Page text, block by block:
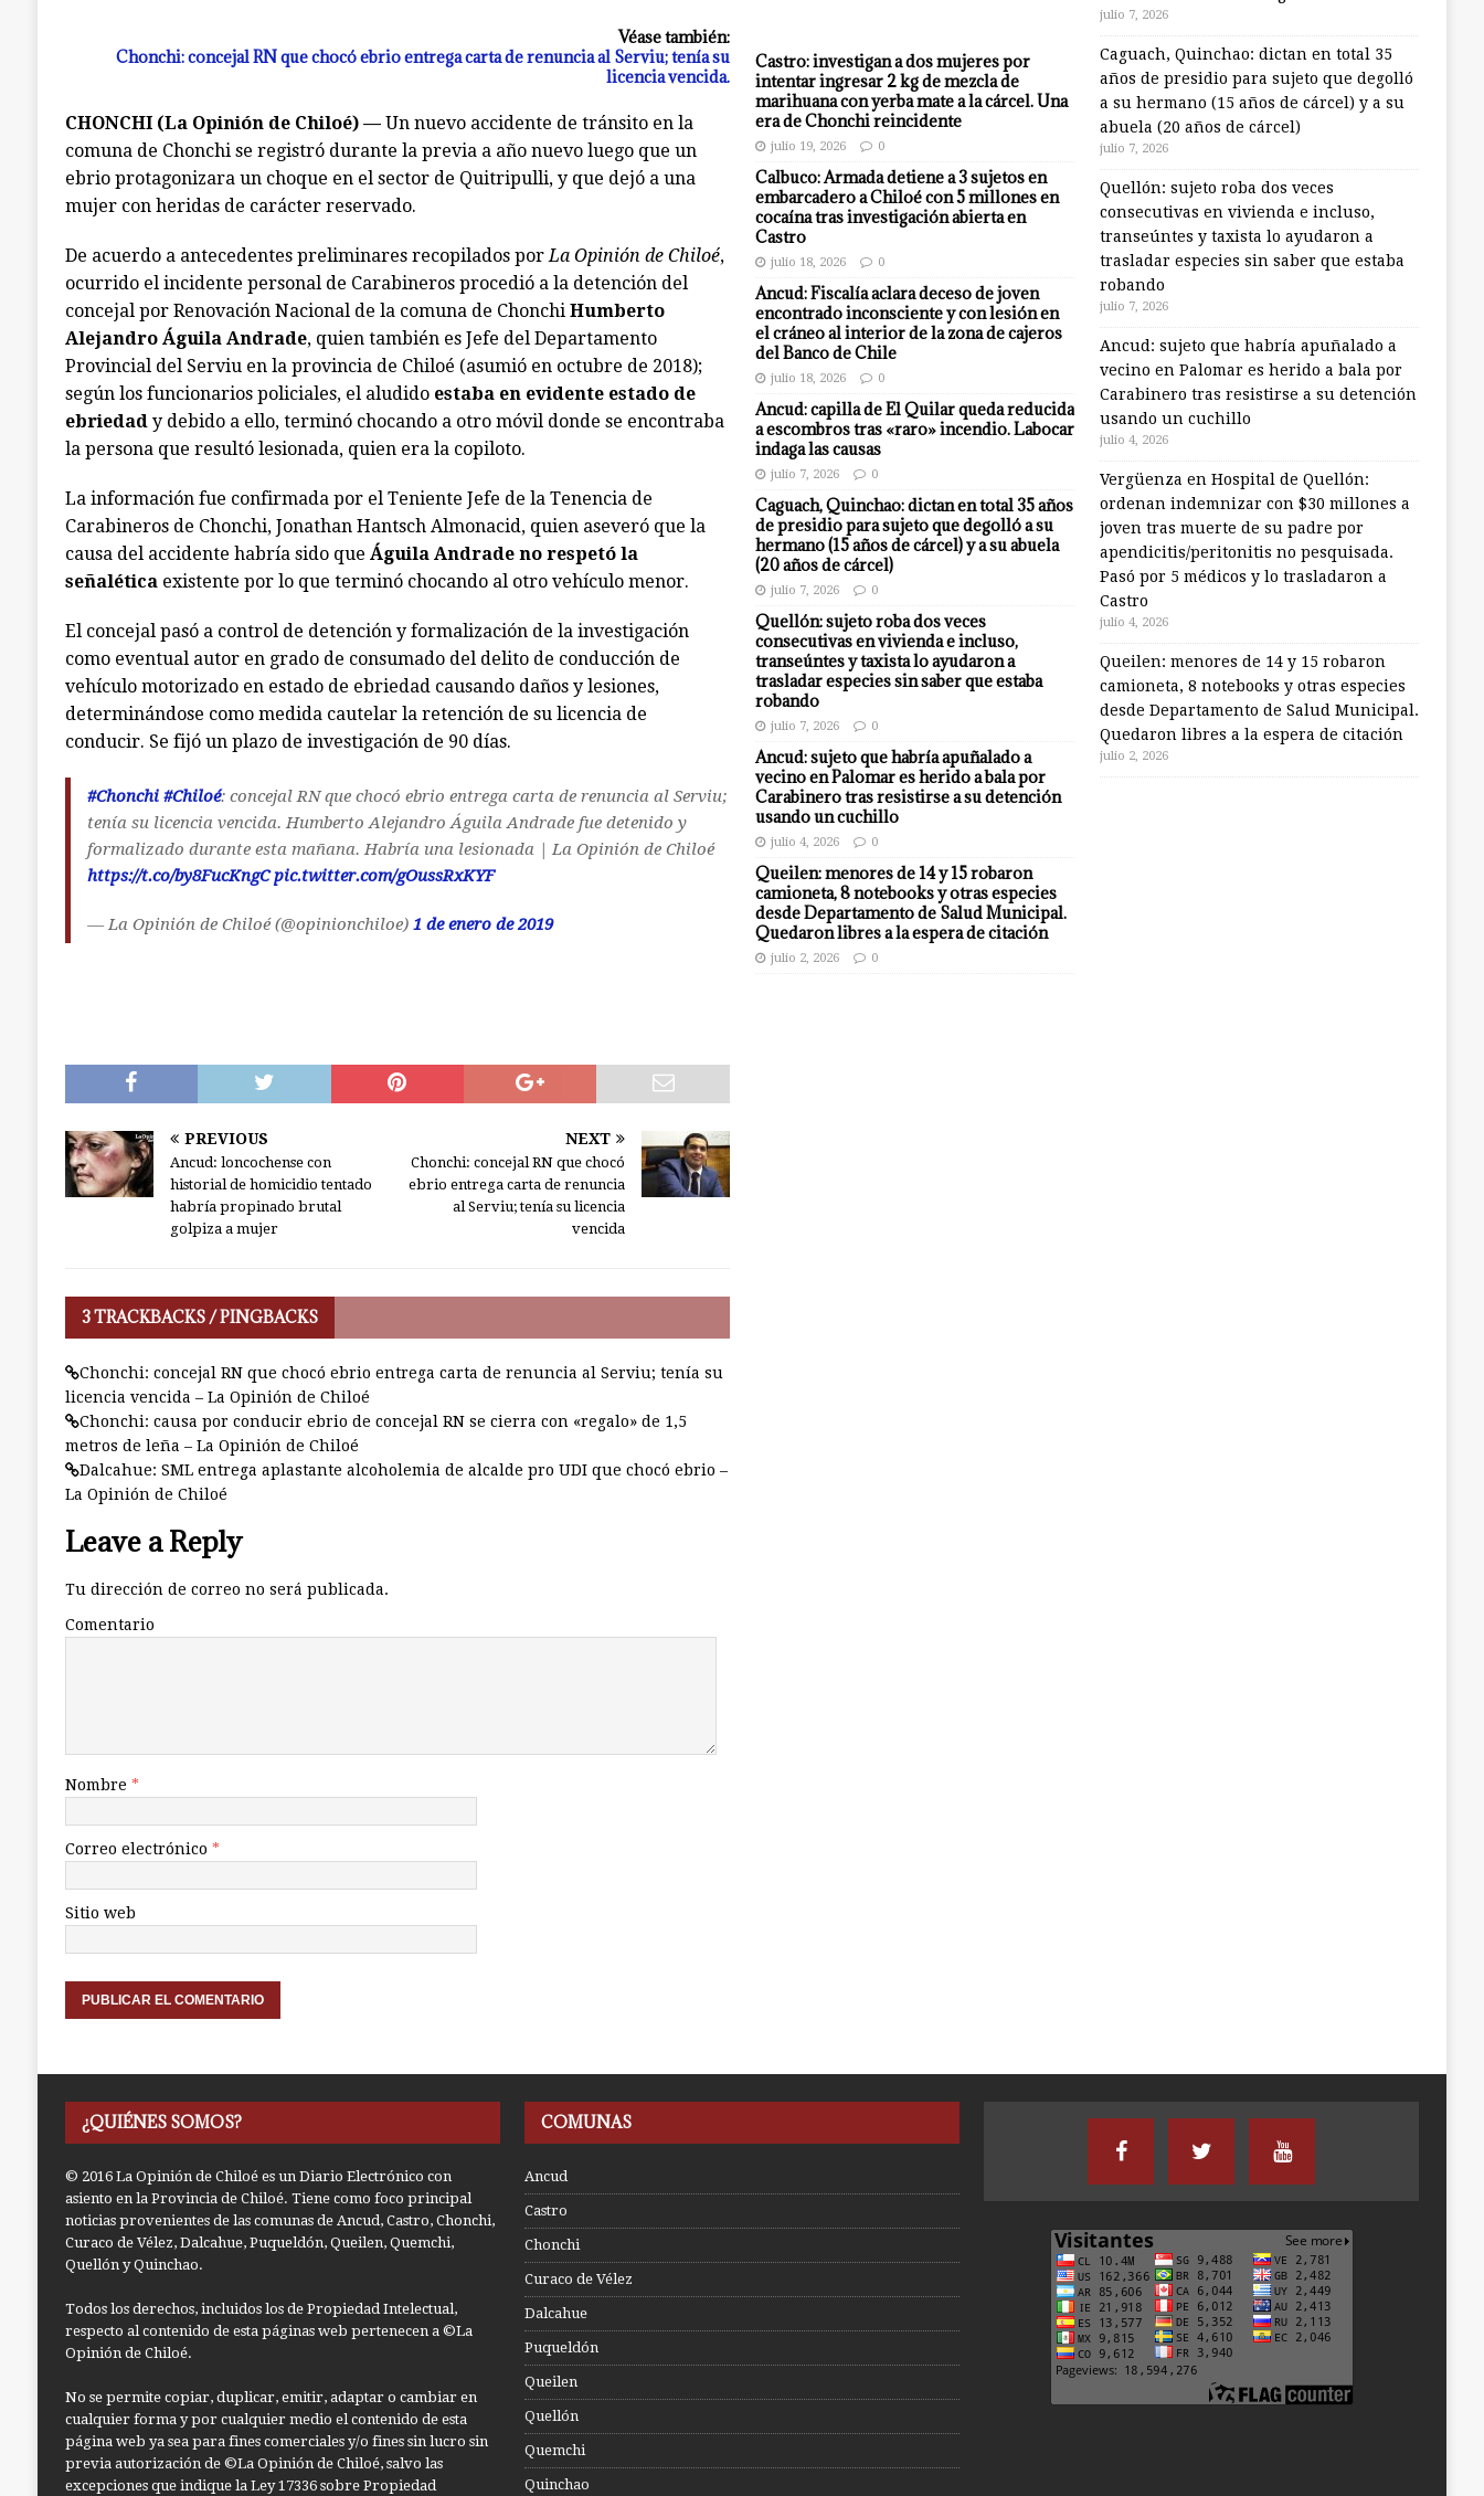
Véase también:
Chonchi: concejal RN que chocó ebrio entrega carta de renuncia al Serviu; tenía su
licencia vencida.
CHONCHI (La Opinión de Chiloé) —Un nuevo accidente de tránsito en la
comuna de Chonchi se registró durante la previa a año nuevo luego que un
ebrio protagonizara un choque en el sector de Quitripulli, y que dejó a una
mujer con heridas de carácter reservado.
De acuerdo a antecedentes preliminares recopilados porLa Opinión de Chiloé,
ocurrido el incidente personal de Carabineros procedió a la detención del
concejal por Renovación Nacional de la comuna de Chonchi Humberto
Alejandro Águila Andrade, quien también es Jefe del Departamento
Provincial del Serviu en la provincia de Chiloé (asumió en octubre de 2018);
según los funcionarios policiales, el aludido estaba en evidente estado de
ebriedady debido a ello, terminó chocando a otro móvil donde se encontraba
la persona que resultó lesionada, quien era la copiloto.
La información fue confirmada por el Teniente Jefe de la Tenencia de
Carabineros de Chonchi, Jonathan Hantsch Almonacid, quien aseveró que la
causa del accidente habría sido que Águila Andrade no respetó la
señaléticaexistente por lo que terminó chocando al otro vehículo menor.
El concejal pasó a control de detención y formalización de la investigación
como eventual autor en grado de consumado del delito de conducción de
vehículo motorizado en estado de ebriedad causando daños y lesiones,
determinándose como medida cautelar la retención de su licencia de
conducir. Se fijó un plazo de investigación de 90 días.
#Chonchi #Chiloé: concejal RN que chocó ebrio entrega carta de renuncia al Serviu;
tenía su licencia vencida. Humberto Alejandro Águila Andrade fue detenido y
formalizado durante esta mañana. Habría una lesionada | La Opinión de Chiloé
https://t.co/by8FucKngC pic.twitter.com/gOussRxKYF
— La Opinión de Chiloé (@opinionchiloe) 1 de enero de 2019
PREVIOUS
Ancud: loncochense con
historial de homicidio tentado
habría propinado brutal
golpiza a mujer
NEXT
Chonchi: concejal RN que chocó
ebrio entrega carta de renuncia
al Serviu; tenía su licencia
vencida
3 TRACKBACKS / PINGBACKS
Chonchi: concejal RN que chocó ebrio entrega carta de renuncia al Serviu; tenía su
licencia vencida – La Opinión de Chiloé
Chonchi: causa por conducir ebrio de concejal RN se cierra con «regalo» de 1,5
metros de leña – La Opinión de Chiloé
Dalcahue: SML entrega aplastante alcoholemia de alcalde pro UDI que chocó ebrio –
La Opinión de Chiloé
Leave a Reply
Tu dirección de correo no será publicada.
Comentario
Nombre *
Correo electrónico *
Sitio web
Castro: investigan a dos mujeres por
intentar ingresar 2 kg de mezcla de
marihuana con yerba mate a la cárcel. Una
era de Chonchi reincidente
julio 19, 2026 0
Calbuco: Armada detiene a 3 sujetos en
embarcadero a Chiloé con 5 millones en
cocaína tras investigación abierta en
Castro
julio 18, 2026 0
Ancud: Fiscalía aclara deceso de joven
encontrado inconsciente y con lesión en
el cráneo al interior de la zona de cajeros
del Banco de Chile
julio 18, 2026 0
Ancud: capilla de El Quilar queda reducida
a escombros tras «raro» incendio. Labocar
indaga las causas
julio 7, 2026 0
Caguach, Quinchao: dictan en total 35 años
de presidio para sujeto que degolló a su
hermano (15 años de cárcel) y a su abuela
(20 años de cárcel)
julio 7, 2026 0
Quellón: sujeto roba dos veces
consecutivas en vivienda e incluso,
transeúntes y taxista lo ayudaron a
trasladar especies sin saber que estaba
robando
julio 7, 2026 0
Ancud: sujeto que habría apuñalado a
vecino en Palomar es herido a bala por
Carabinero tras resistirse a su detención
usando un cuchillo
julio 4, 2026 0
Queilen: menores de 14 y 15 robaron
camioneta, 8 notebooks y otras especies
desde Departamento de Salud Municipal.
Quedaron libres a la espera de citación
julio 2, 2026 0
julio 7, 2026
Caguach, Quinchao: dictan en total 35
años de presidio para sujeto que degolló
a su hermano (15 años de cárcel) y a su
abuela (20 años de cárcel)
julio 7, 2026
Quellón: sujeto roba dos veces
consecutivas en vivienda e incluso,
transeúntes y taxista lo ayudaron a
trasladar especies sin saber que estaba
robando
julio 7, 2026
Ancud: sujeto que habría apuñalado a
vecino en Palomar es herido a bala por
Carabinero tras resistirse a su detención
usando un cuchillo
julio 4, 2026
Vergüenza en Hospital de Quellón:
ordenan indemnizar con $30 millones a
joven tras muerte de su padre por
apendicitis/peritonitis no pesquisada.
Pasó por 5 médicos y lo trasladaron a
Castro
julio 4, 2026
Queilen: menores de 14 y 15 robaron
camioneta, 8 notebooks y otras especies
desde Departamento de Salud Municipal.
Quedaron libres a la espera de citación
julio 2, 2026
¿QUIÉNES SOMOS?
© 2016 La Opinión de Chiloé es un Diario Electrónico con
asiento en la Provincia de Chiloé. Tiene como foco principal
noticias provenientes de las comunas de Ancud, Castro, Chonchi,
Curaco de Vélez, Dalcahue, Puqueldón, Queilen, Quemchi,
Quellón y Quinchao.
Todos los derechos, incluidos los de Propiedad Intelectual,
respecto al contenido de esta páginas web pertenecen a ©La
Opinión de Chiloé.
No se permite copiar, duplicar, emitir, adaptar o cambiar en
cualquier forma y por cualquier medio el contenido de esta
página web ya sea para fines comerciales y/o fines sin lucro sin
previa autorización de ©La Opinión de Chiloé, salvo las
excepciones que indique la Ley 17336 sobre Propiedad
COMUNAS
Ancud
Castro
Chonchi
Curaco de Vélez
Dalcahue
Puqueldón
Queilen
Quellón
Quemchi
Quinchao